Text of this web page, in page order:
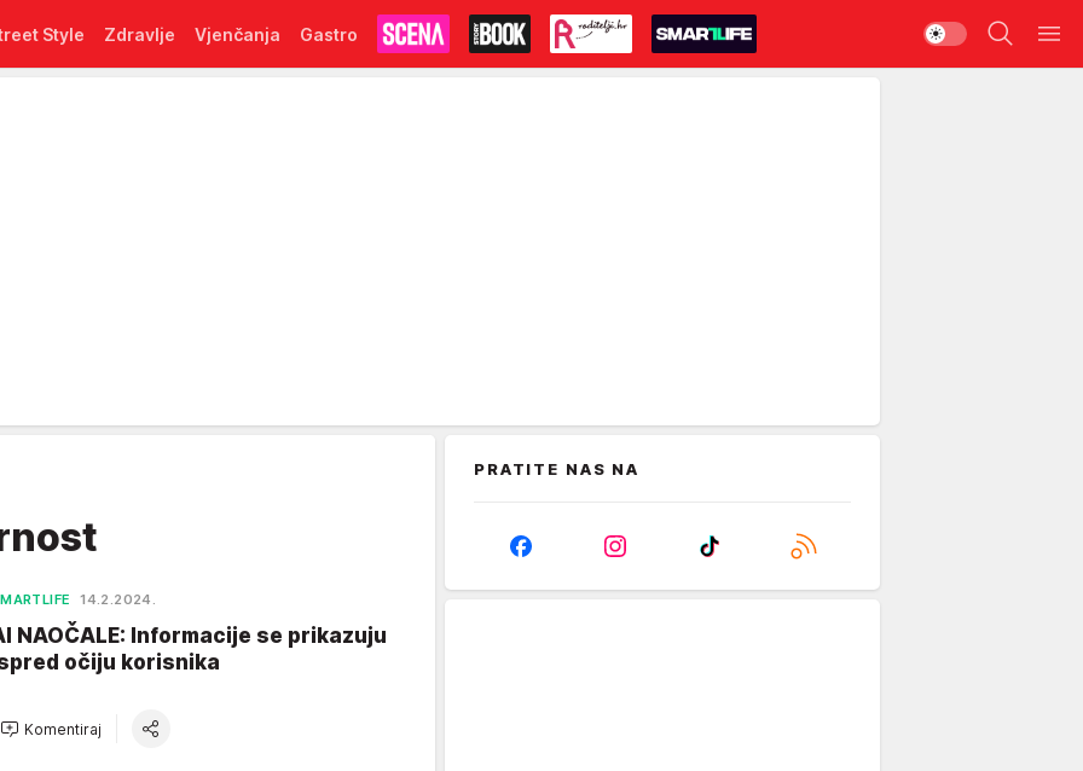
Style Zdravlje Vjenčanja Gastro
14.2.2024.
NAOČALE: Informacije se prikazuju
očiju korisnika
Komentiraj
PRATITE NAS NA